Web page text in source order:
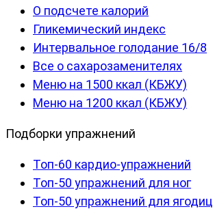
О подсчете калорий
Гликемический индекс
Интервальное голодание 16/8
Все о сахарозаменителях
Меню на 1500 ккал (КБЖУ)
Меню на 1200 ккал (КБЖУ)
Подборки упражнений
Топ-60 кардио-упражнений
Топ-50 упражнений для ног
Топ-50 упражнений для ягодиц